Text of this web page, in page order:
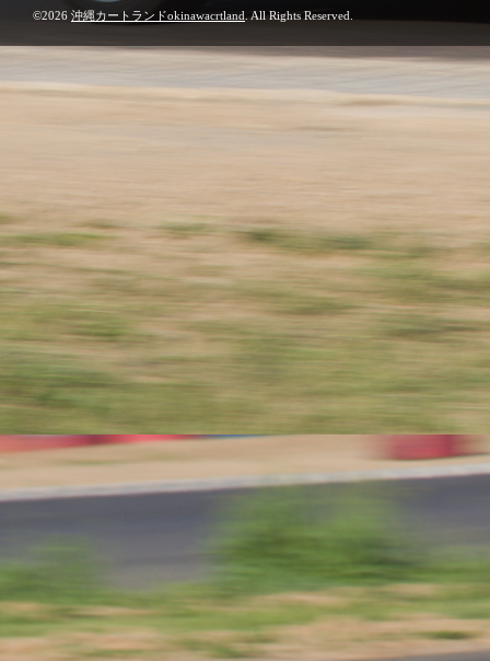
©2026 沖縄カートランドokinawacrtland . All Rights Reserved.